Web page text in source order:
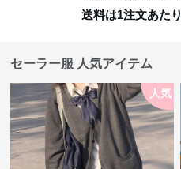
送料は1注文あたり
セーラー服 人気アイテム
人気